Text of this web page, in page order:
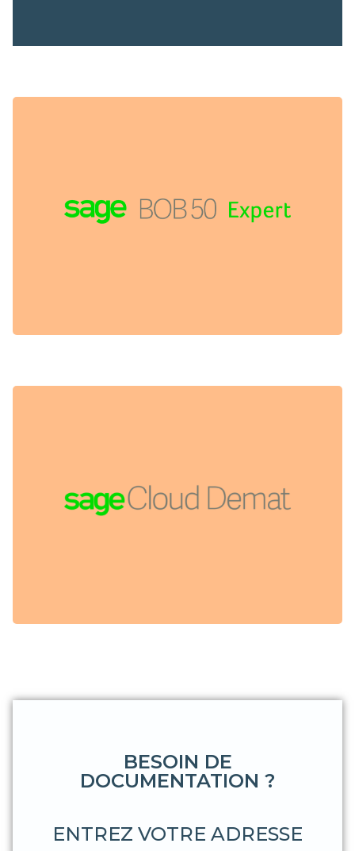
SPÉCIFIQUEMENT DÉVELOPPÉ
POUR LA GESTION DE
COMPTABLES BELGES ET
PERMET AUX COMPTABLES DE
NUMÉRISER ET ARCHIVER
L’ENSEMBLE DES DOCUMENTS,
BESOIN DE
DOCUMENTATION ?
ENTREZ VOTRE ADRESSE